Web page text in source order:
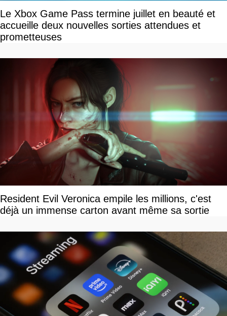
Le Xbox Game Pass termine juillet en beauté et
accueille deux nouvelles sorties attendues et
prometteuses
Resident Evil Veronica empile les millions, c'est
déjà un immense carton avant même sa sortie